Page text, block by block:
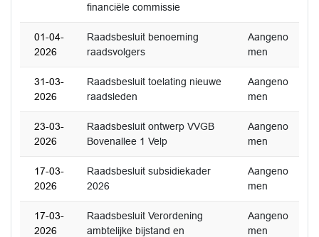
financiële commissie
01-04-
2026
Raadsbesluit benoeming
raadsvolgers
Aangeno
men
31-03-
2026
Raadsbesluit toelating nieuwe
raadsleden
Aangeno
men
23-03-
2026
Raadsbesluit ontwerp VVGB
Bovenallee 1 Velp
Aangeno
men
17-03-
2026
Raadsbesluit subsidiekader
2026
Aangeno
men
17-03-
2026
Raadsbesluit Verordening
ambtelijke bijstand en
Aangeno
men